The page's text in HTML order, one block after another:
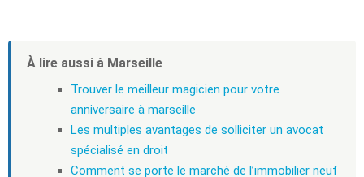
À lire aussi à Marseille
Trouver le meilleur magicien pour votre
anniversaire à marseille
Les multiples avantages de solliciter un avocat
spécialisé en droit
Comment se porte le marché de l’immobilier neuf